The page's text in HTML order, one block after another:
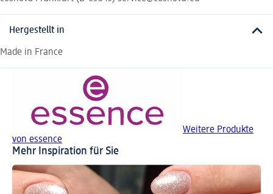
Hergestellt in
Made in France
Weitere Produkte
von essence
Mehr Inspiration für Sie